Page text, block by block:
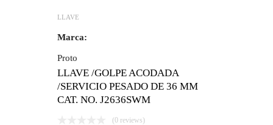
LLAVE
Marca:
Proto
LLAVE /GOLPE ACODADA
/SERVICIO PESADO DE 36 MM
CAT. NO. J2636SWM
(0 reviews)